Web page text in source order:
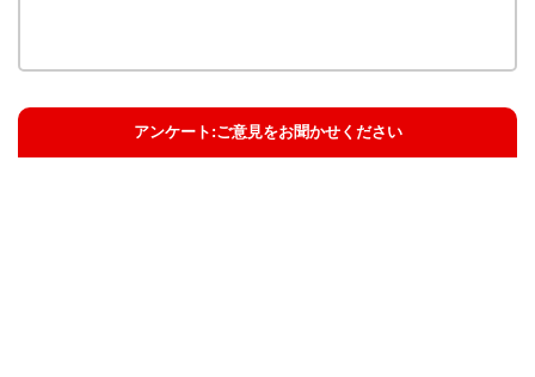
アンケート:ご意見をお聞かせください